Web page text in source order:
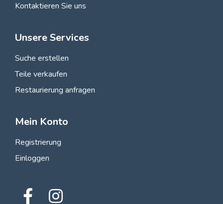
Kontaktieren Sie uns
Unsere Services
Suche erstellen
Teile verkaufen
Restaurierung anfragen
Mein Konto
Registrierung
Einloggen